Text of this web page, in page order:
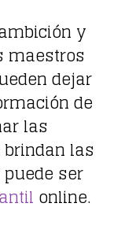
y
maestros
dejar
de
las
las
ser
online.